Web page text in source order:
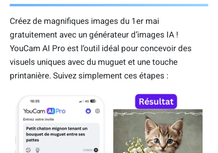
Créez de magnifiques images du 1er mai
gratuitement avec un générateur d’images IA !
YouCam AI Pro est l’outil idéal pour concevoir des
visuels uniques avec du muguet et une touche
printanière. Suivez simplement ces étapes :